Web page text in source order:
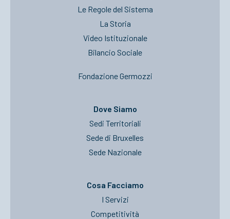
Le Regole del Sistema
La Storia
Video Istituzionale
Bilancio Sociale
Fondazione Germozzi
Dove Siamo
Sedi Territoriali
Sede di Bruxelles
Sede Nazionale
Cosa Facciamo
I Servizi
Competitività